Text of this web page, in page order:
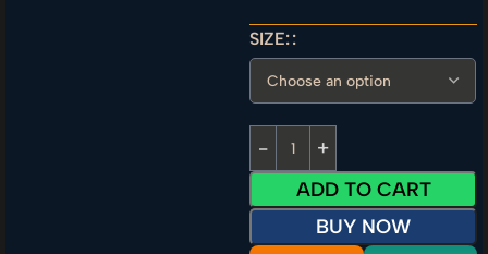
SIZE:
ADD TO CART
BUY NOW